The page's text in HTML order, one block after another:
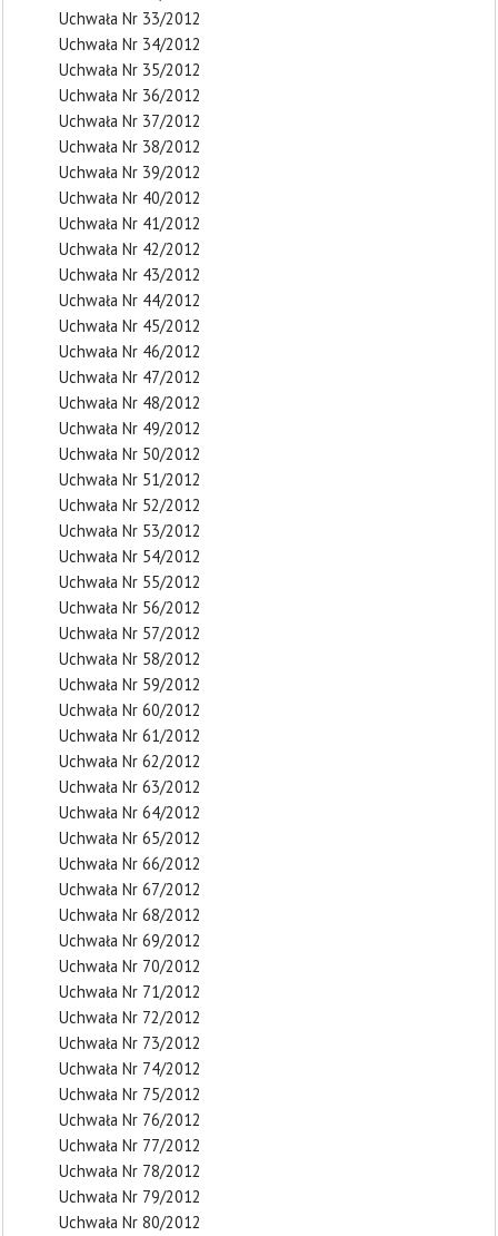
Uchwała Nr 33/2012
Uchwała Nr 34/2012
Uchwała Nr 35/2012
Uchwała Nr 36/2012
Uchwała Nr 37/2012
Uchwała Nr 38/2012
Uchwała Nr 39/2012
Uchwała Nr 40/2012
Uchwała Nr 41/2012
Uchwała Nr 42/2012
Uchwała Nr 43/2012
Uchwała Nr 44/2012
Uchwała Nr 45/2012
Uchwała Nr 46/2012
Uchwała Nr 47/2012
Uchwała Nr 48/2012
Uchwała Nr 49/2012
Uchwała Nr 50/2012
Uchwała Nr 51/2012
Uchwała Nr 52/2012
Uchwała Nr 53/2012
Uchwała Nr 54/2012
Uchwała Nr 55/2012
Uchwała Nr 56/2012
Uchwała Nr 57/2012
Uchwała Nr 58/2012
Uchwała Nr 59/2012
Uchwała Nr 60/2012
Uchwała Nr 61/2012
Uchwała Nr 62/2012
Uchwała Nr 63/2012
Uchwała Nr 64/2012
Uchwała Nr 65/2012
Uchwała Nr 66/2012
Uchwała Nr 67/2012
Uchwała Nr 68/2012
Uchwała Nr 69/2012
Uchwała Nr 70/2012
Uchwała Nr 71/2012
Uchwała Nr 72/2012
Uchwała Nr 73/2012
Uchwała Nr 74/2012
Uchwała Nr 75/2012
Uchwała Nr 76/2012
Uchwała Nr 77/2012
Uchwała Nr 78/2012
Uchwała Nr 79/2012
Uchwała Nr 80/2012